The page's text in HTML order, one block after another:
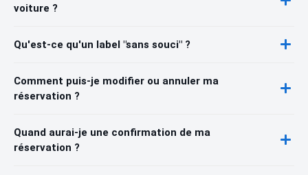
voiture ?
Qu'est-ce qu'un label "sans souci" ?
Comment puis-je modifier ou annuler ma
réservation ?
Quand aurai-je une confirmation de ma
réservation ?